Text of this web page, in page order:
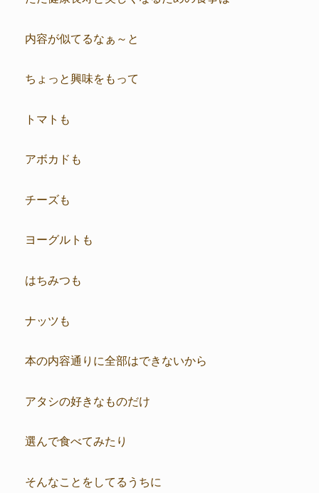
内容が似てるなぁ～と
ちょっと興味をもって
トマトも
アボカドも
チーズも
ヨーグルトも
はちみつも
ナッツも
本の内容通りに全部はできないから
アタシの好きなものだけ
選んで食べてみたり
そんなことをしてるうちに